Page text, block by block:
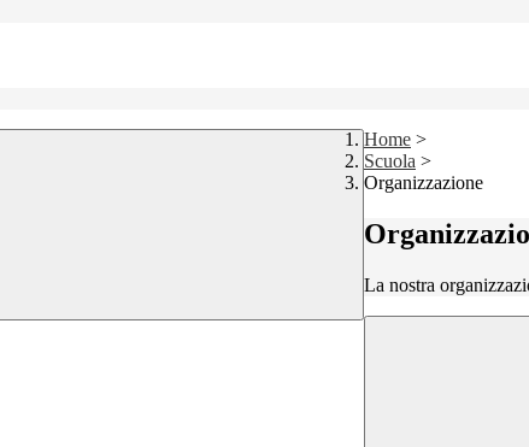
Home >
Scuola >
Organizzazione
La nostra